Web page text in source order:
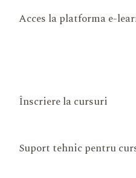
Acces la platforma e-
Înscriere la cursuri
Suport tehnic pentru